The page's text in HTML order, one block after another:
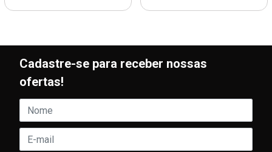
Cadastre-se para receber nossas
ofertas!